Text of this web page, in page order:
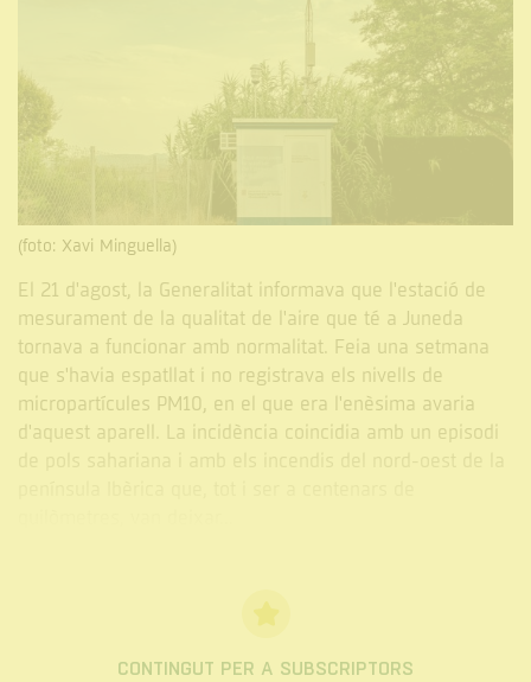
(foto: Xavi Minguella)
El 21 d'agost, la Generalitat informava que l'estació de
mesurament de la qualitat de l'aire que té a Juneda
tornava a funcionar amb normalitat. Feia una setmana
que s'havia espatllat i no registrava els nivells de
micropartícules PM10, en el que era l'enèsima avaria
d'aquest aparell. La incidència coincidia amb un episodi
CONTINGUT PER A SUBSCRIPTORS